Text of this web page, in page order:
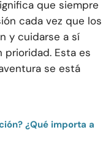
que siempre
cada vez que los
y cuidarse a sí
prioridad. Esta es
se está
¿Qué importa a